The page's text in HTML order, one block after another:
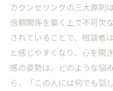
カウンセリングの三大原則
信頼関係を築く上で不可欠
されていることで、相談者
と感じやすくなり、心を開
感の姿勢は、どのような悩
ら、「この人には何でも話